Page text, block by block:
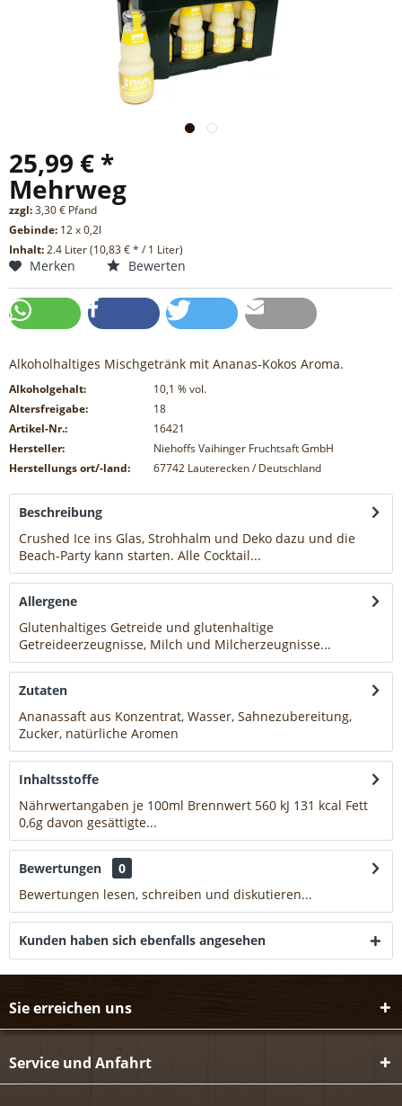
25,99 € *
Mehrweg
zzgl:3,30 € Pfand
Gebinde: 12 x 0,2l
Inhalt:2.4 Liter (10,83 € * / 1 Liter)
Merken Bewerten
Alkoholhaltiges Mischgetränk mit Ananas-Kokos Aroma.
Alkoholgehalt: 10,1 % vol.
Altersfreigabe:
18
Artikel-Nr.:
16421
Hersteller:
Niehoffs Vaihinger Fruchtsaft GmbH
Herstellungs ort/-land:
67742 Lauterecken / Deutschland
Beschreibung
Crushed Ice ins Glas, Strohhalm und Deko dazu und die
Beach-Party kann starten. Alle Cocktail...
Allergene
Glutenhaltiges Getreide und glutenhaltige
Getreideerzeugnisse, Milch und Milcherzeugnisse...
Zutaten
Ananassaft aus Konzentrat, Wasser, Sahnezubereitung,
Zucker, natürliche Aromen
Inhaltsstoffe
Nährwertangaben je 100ml Brennwert 560 kJ 131 kcal Fett
0,6g davon gesättigte...
Bewertungen
0
Bewertungen lesen, schreiben und diskutieren...
Kunden haben sich ebenfalls angesehen
Sie erreichen uns
Service und Anfahrt